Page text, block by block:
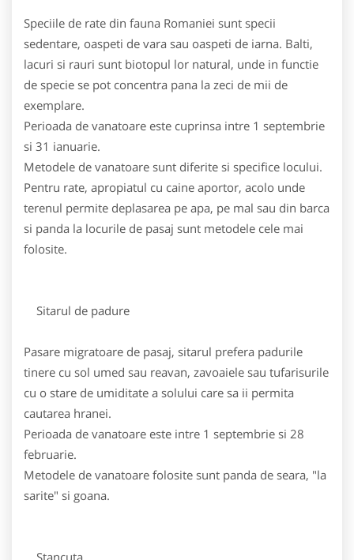
Speciile de rate din fauna Romaniei sunt specii
sedentare, oaspeti de vara sau oaspeti de iarna. Balti,
lacuri si rauri sunt biotopul lor natural, unde in functie
de specie se pot concentra pana la zeci de mii de
exemplare.
Perioada de vanatoare este cuprinsa intre 1 septembrie
si 31 ianuarie.
Metodele de vanatoare sunt diferite si specifice locului.
Pentru rate, apropiatul cu caine aportor, acolo unde
terenul permite deplasarea pe apa, pe mal sau din barca
si panda la locurile de pasaj sunt metodele cele mai
folosite.
Sitarul de padure
Pasare migratoare de pasaj, sitarul prefera padurile
tinere cu sol umed sau reavan, zavoaiele sau tufarisurile
cu o stare de umiditate a solului care sa ii permita
cautarea hranei.
Perioada de vanatoare este intre 1 septembrie si 28
februarie.
Metodele de vanatoare folosite sunt panda de seara, "la
sarite" si goana.